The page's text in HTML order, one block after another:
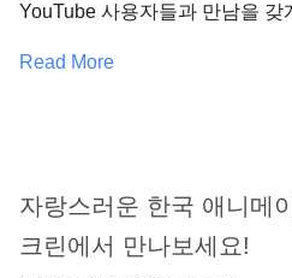
YouTube 사용자들과 만남을 갖
Read More
자랑스러운 한국 애니메
크린에서 만나보세요!